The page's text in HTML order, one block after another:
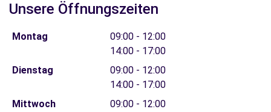
Unsere Öffnungszeiten
Montag
09:00 - 12:00
14:00 - 17:00
Dienstag
09:00 - 12:00
14:00 - 17:00
Mittwoch
09:00 - 12:00